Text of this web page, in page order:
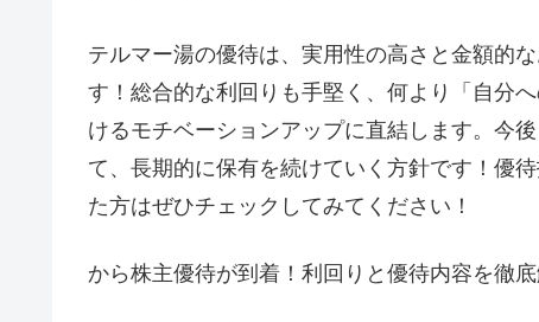
テルマー湯の優待は、実用性の高さと金額的
す！総合的な利回りも手堅く、何より「自分
けるモチベーションアップに直結します。今
て、長期的に保有を続けていく方針です！優
た方はぜひチェックしてみてください！
から株主優待が到着！利回りと優待内容を徹